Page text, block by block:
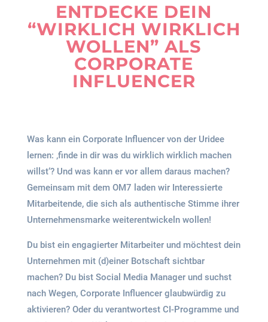
ENTDECKE DEIN
“WIRKLICH WIRKLICH
WOLLEN” ALS
CORPORATE
INFLUENCER
Was kann ein Corporate Influencer von der Uridee
lernen: ‚finde in dir was du wirklich wirklich machen
willst‘? Und was kann er vor allem daraus machen?
Gemeinsam mit dem OM7 laden wir Interessierte
Mitarbeitende, die sich als authentische Stimme ihrer
Unternehmensmarke weiterentwickeln wollen!
Du bist ein engagierter Mitarbeiter und möchtest dein
Unternehmen mit (d)einer Botschaft sichtbar
machen? Du bist Social Media Manager und suchst
nach Wegen, Corporate Influencer glaubwürdig zu
aktivieren? Oder du verantwortest CI-Programme und